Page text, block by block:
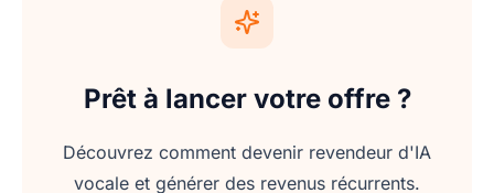
Prêt à lancer votre offre ?
Découvrez comment devenir revendeur d'IA
vocale et générer des revenus récurrents.